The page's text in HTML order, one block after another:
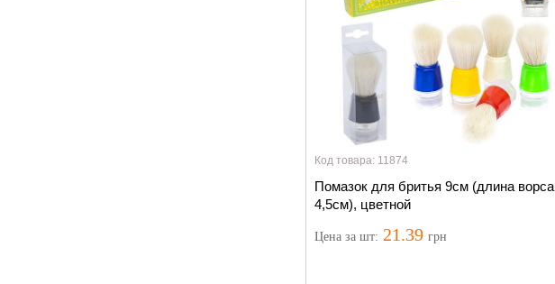
Код товара: 11874
Помазок для бритья 9см (длина ворса
4,5см), цветной
Цена за шт: 21.39 грн